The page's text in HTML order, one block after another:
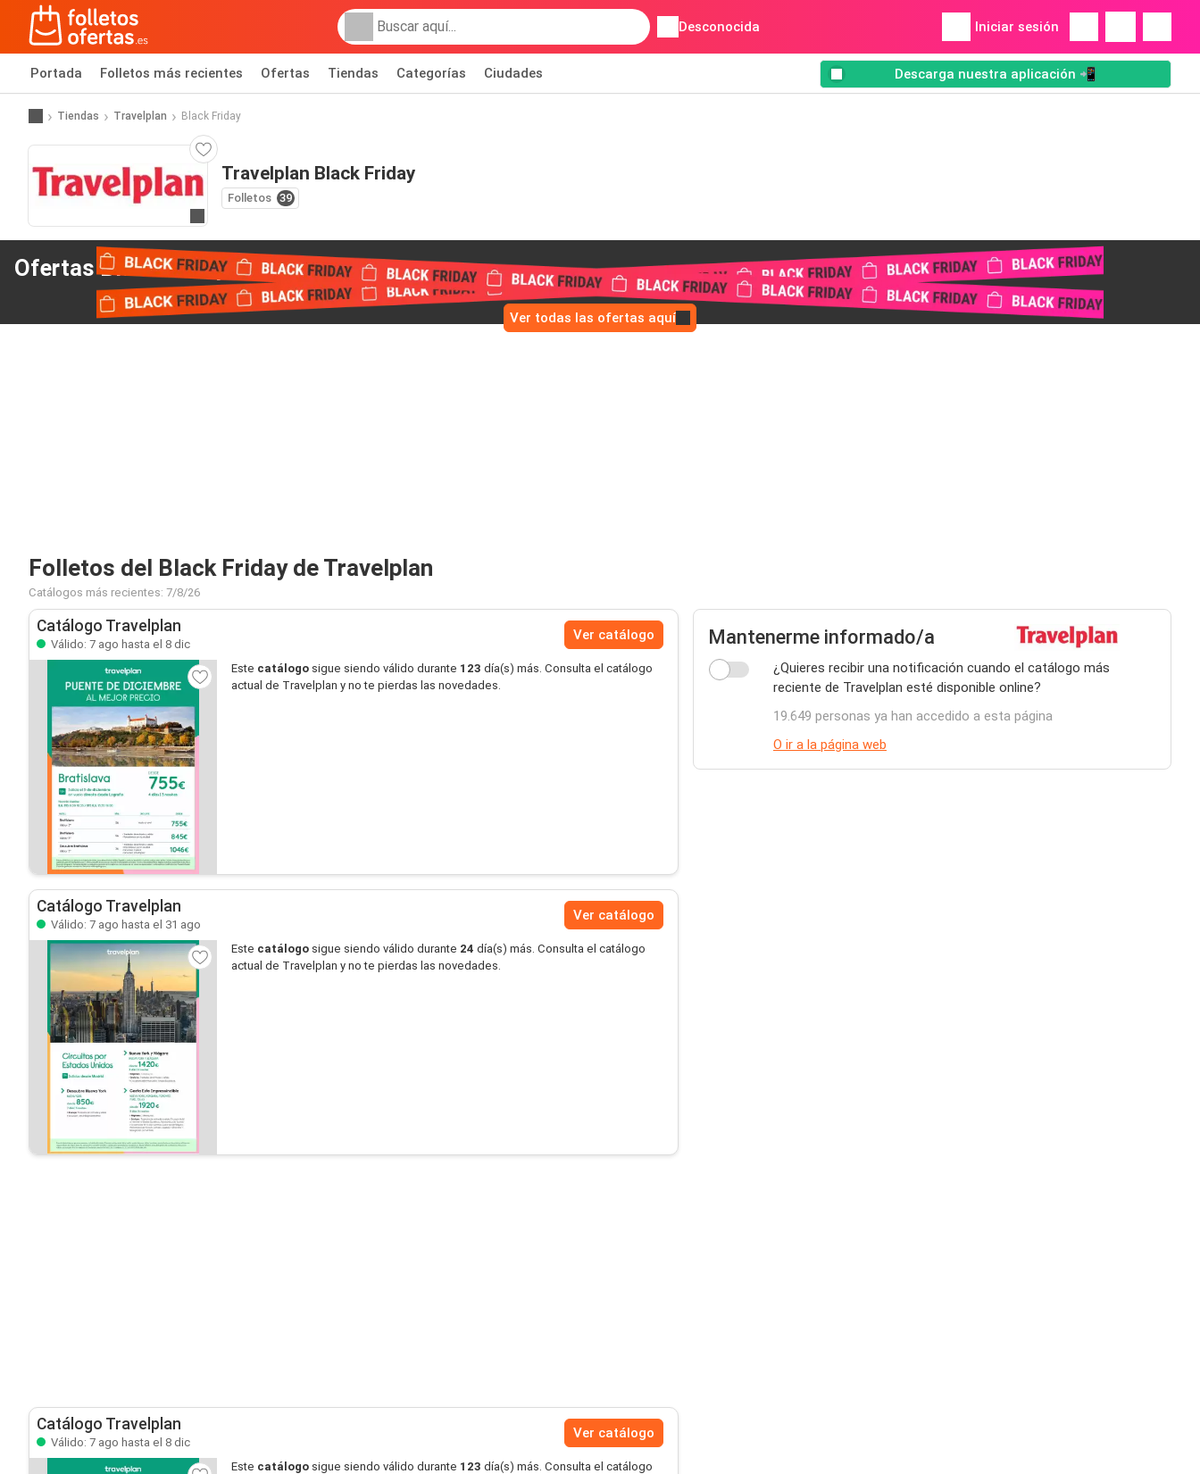
Desconocida Iniciar sesión
Portada Folletos más recientes Ofertas Tiendas Categorías Ciudades Descarga nuestra aplicación 📲
Tiendas Travelplan Black Friday
Travelplan Black Friday
Folletos 39
Ofertas Black Friday de Travelplan
Ver todas las ofertas aquí
Folletos del Black Friday de Travelplan
Catálogos más recientes: 7/8/26
Catálogo Travelplan
Válido: 7 ago hasta el 8 dic
Ver catálogo
Este catálogo sigue siendo válido durante 123 día(s) más. Consulta el catálogo
actual de Travelplan y no te pierdas las novedades.
Catálogo Travelplan
Válido: 7 ago hasta el 31 ago
Ver catálogo
Este catálogo sigue siendo válido durante 24 día(s) más. Consulta el catálogo
actual de Travelplan y no te pierdas las novedades.
Catálogo Travelplan
Válido: 7 ago hasta el 8 dic
Ver catálogo
Este catálogo sigue siendo válido durante 123 día(s) más. Consulta el catálogo
Mantenerme informado/a
¿Quieres recibir una notificación cuando el catálogo más
reciente de Travelplan esté disponible online?
19.649 personas ya han accedido a esta página
O ir a la página web